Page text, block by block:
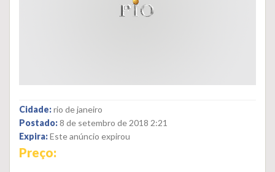
Cidade:rio de janeiro
Postado:8 de setembro de 2018 2:21
Expira:Este anúncio expirou
Preço: